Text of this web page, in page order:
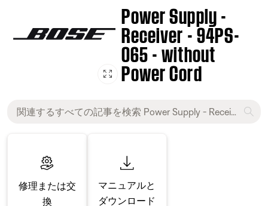
Power Supply -
Receiver - 94PS-
065 - without
Power Cord
修理または交
換
マニュアルと
ダウンロード